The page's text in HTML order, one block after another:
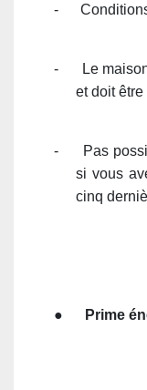
-
-
Le
et doit
-
Pas
si vous
cinq
● Prime